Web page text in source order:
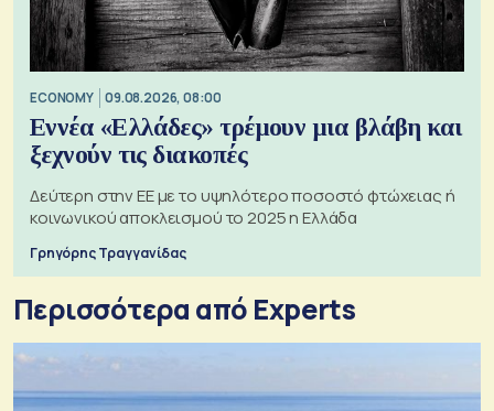
ECONOMY 09.08.2026, 08:00
Εννέα «Ελλάδες» τρέμουν μια βλάβη και
ξεχνούν τις διακοπές
Δεύτερη στην ΕΕ με το υψηλότερο ποσοστό φτώχειας ή
κοινωνικού αποκλεισμού το 2025 η Ελλάδα
Γρηγόρης Τραγγανίδας
Περισσότερα από Experts